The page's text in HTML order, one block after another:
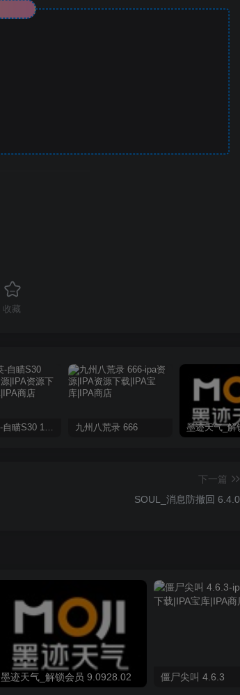
收藏
和平精英-自瞄S30 1.0.0
九州八荒录 666
下一篇
SOUL_消息防撤回 6.4.0
墨迹天气_解锁会员 9.0928.02 僵尸尖叫 4.6.3